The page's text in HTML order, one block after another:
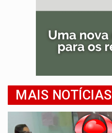
MAIS NOTÍCIAS